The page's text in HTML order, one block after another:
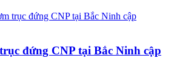
đứng CNP tại Bắc Ninh cập